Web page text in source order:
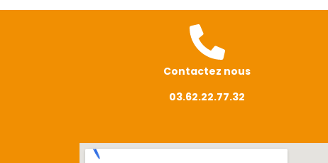
Contactez nous
03.62.22.77.32